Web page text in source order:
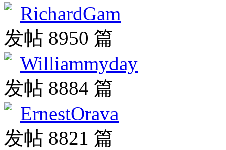
RichardGam
发帖 8950 篇
Williammyday
发帖 8884 篇
ErnestOrava
发帖 8821 篇